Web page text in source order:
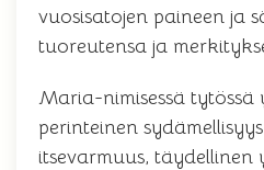
vuosisatojen paineen ja
tuoreutensa ja
Maria-nimisessä tytössä
perinteinen
itsevarmuus, täydellinen